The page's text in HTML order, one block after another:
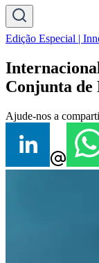
Edição Especial |
Conjunta
Ajude-nos a